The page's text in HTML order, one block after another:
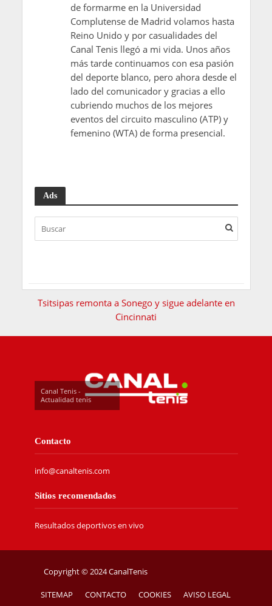
de formarme en la Universidad
Complutense de Madrid volamos hasta
Reino Unido y por casualidades del
Canal Tenis llegó a mi vida. Unos años
más tarde continuamos con esa pasión
del deporte blanco, pero ahora desde el
lado del comunicador y gracias a ello
cubriendo muchos de los mejores
eventos del circuito masculino (ATP) y
femenino (WTA) de forma presencial.
Ads
Tsitsipas remonta a Sonego y sigue adelante en
Cincinnati
Canal Tenis -
Actualidad tenis
Contacto
info@canaltenis.com
Sitios recomendados
Resultados deportivos en vivo
Copyright © 2024 CanalTenis
SITEMAP CONTACTO COOKIES AVISO LEGAL